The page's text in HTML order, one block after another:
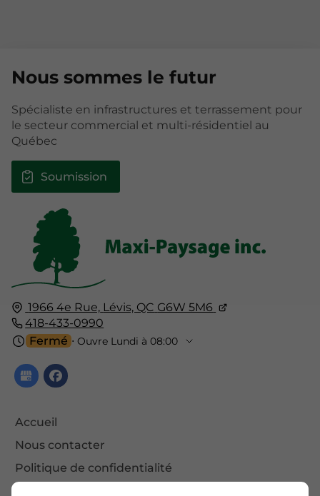
1966 4e Rue, Lévis, QC G6W 5M6
418-433-0990
Fermé ⋅ Ouvre Lundi à 08:00
Accueil
Nous contacter
Politique de confidentialité
Nous sommes le futur
Spécialiste en infrastructures et terrassement pour
le secteur commercial et multi-résidentiel au
Québec
Soumission